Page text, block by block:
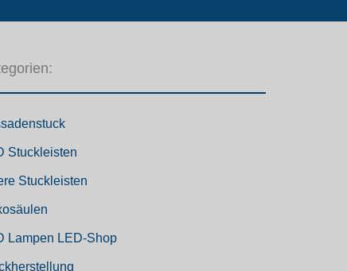
Stuckleisten
Stuckleisten
Lampen LED-Shop